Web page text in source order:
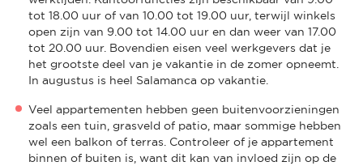
tot 18.00 uur of van 10.00 tot 19.00 uur, terwijl winkels
open zijn van 9.00 tot 14.00 uur en dan weer van 17.00
tot 20.00 uur. Bovendien eisen veel werkgevers dat je
het grootste deel van je vakantie in de zomer opneemt.
In augustus is heel Salamanca op vakantie.
Veel appartementen hebben geen buitenvoorzieningen
zoals een tuin, grasveld of patio, maar sommige hebben
wel een balkon of terras. Controleer of je appartement
binnen of buiten is, want dit kan van invloed zijn op de